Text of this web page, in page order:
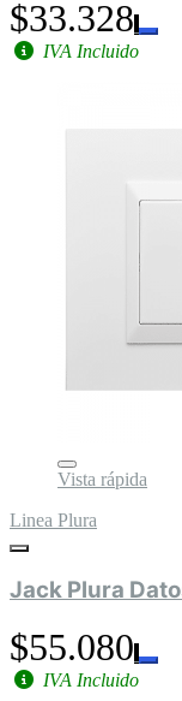
$33.328
IVA Incluido
Vista rápida
Linea Plura
Jack Plura
$55.080
IVA Incluido